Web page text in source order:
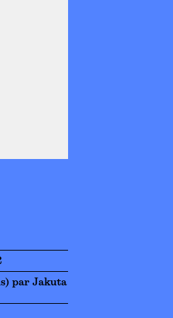
par Jakuta